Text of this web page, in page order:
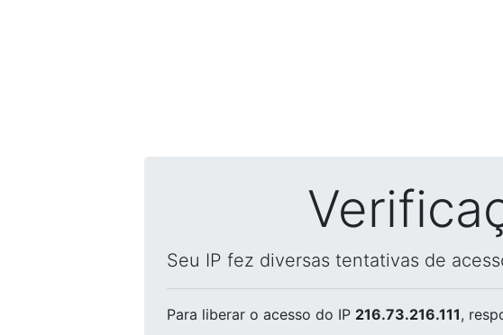
Seu IP fez diversas tentativas de
Para liberar o acesso do IP 216.73.216.111,